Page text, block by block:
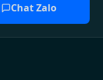
Chat Zalo